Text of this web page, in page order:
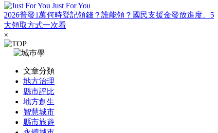
Just For You
2026普發1萬何時登記領錢？誰能領？國民支援金發放進度、5
大領取方式一次看
×
文章分類
地方治理
縣市評比
地方創生
智慧城市
縣市旅遊